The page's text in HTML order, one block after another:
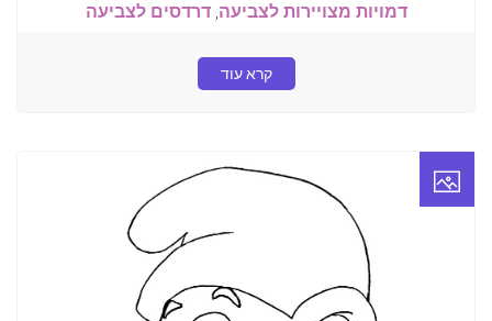
דמויות מצויירות לצביעה,דרדסים לצביעה
קרא עוד